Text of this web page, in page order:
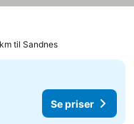
til Sandnes
Se priser